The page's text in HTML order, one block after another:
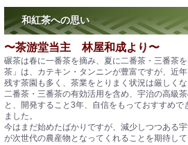
和紅茶への思い
〜茶游堂当主 林屋和成より〜
碾茶は春に一番茶を摘み、夏に二番茶・三番茶
茶」は、カテキン・タンニンが豊富ですが、近
残す茶園も多く、茶業をとりまく状況は厳しくな
二番茶・三番茶の有効活用を含め、宇治の高級
と、開発すること3年、自信をもっておすすめで
ました。
今はまだ始めたばかりですが、減少しつつある
が次世代の農産物となってくれることを期待して